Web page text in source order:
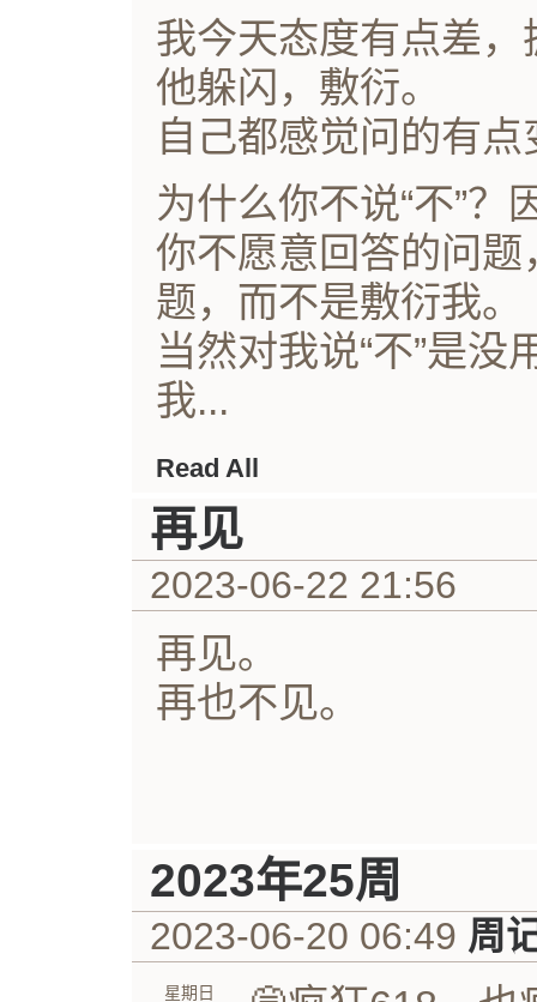
我今天态度有点差
他躲闪，敷衍。
自己都感觉问的有点
为什么你不说“不”？
你不愿意回答的问
题，而不是敷衍我。
当然对我说“不”是
我...
Read All
再见
2023-06-22 21:56
再见。
再也不见。
2023年25周
2023-06-20 06:49 周
星期日